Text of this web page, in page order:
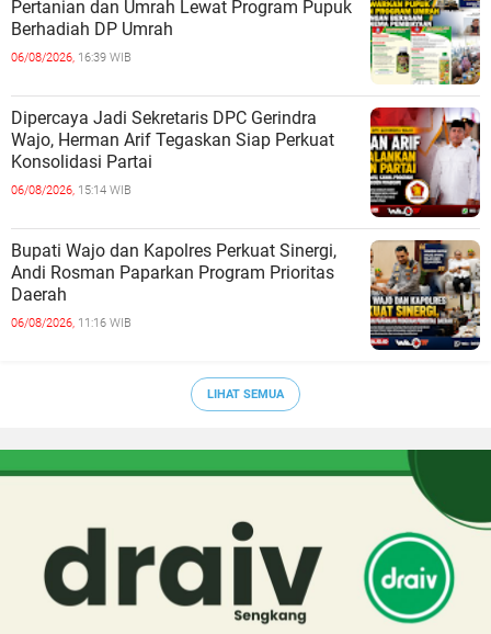
Pertanian dan Umrah Lewat Program Pupuk
Berhadiah DP Umrah
06/08/2026, 16:39 WIB
Dipercaya Jadi Sekretaris DPC Gerindra
Wajo, Herman Arif Tegaskan Siap Perkuat
Konsolidasi Partai
06/08/2026, 15:14 WIB
Bupati Wajo dan Kapolres Perkuat Sinergi,
Andi Rosman Paparkan Program Prioritas
Daerah
06/08/2026, 11:16 WIB
LIHAT SEMUA